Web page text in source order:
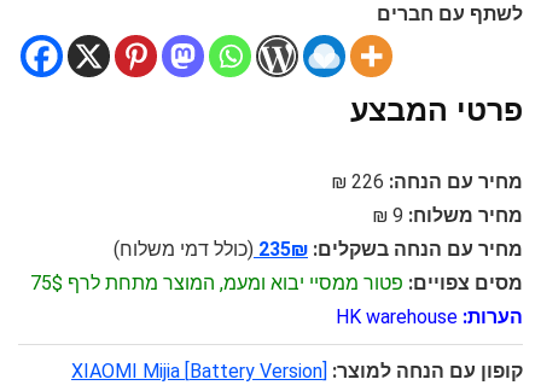
לשתף עם חברים
פרטי המבצע
מחיר עם הנחה: 226 ₪
מחיר משלוח: 9 ₪
מחיר עם הנחה בשקלים: 235₪ (כולל דמי משלוח)
מסים צפויים: פטור ממסיי יבוא ומעמ, המוצר מתחת לרף 75$
הערות: HK warehouse
קופון עם הנחה למוצר:
[Battery Version] XIAOMI Mijia